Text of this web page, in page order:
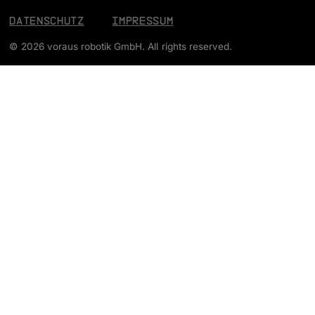
Datenschutz Impressum
© 2026 voraus robotik GmbH. All rights reserved.